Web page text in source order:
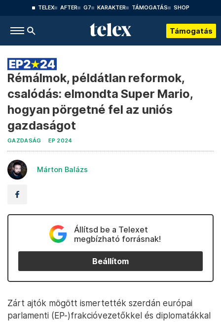
TELEX AFTER G7 KARAKTER TÁMOGATÁS SHOP
Támogatás
Rémálmok, példátlan reformok,
csalódás: elmondta Super Mario,
hogyan pörgetné fel az uniós
gazdaságot
GAZDASÁG EP 2024
Márton Balázs
Állítsd be a Telexet
megbízható forrásnak!
Beállítom
Zárt ajtók mögött ismertették szerdán európai
parlamenti (EP-)frakcióvezetőkkel és diplomatákkal